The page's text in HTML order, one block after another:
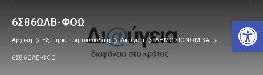
6Σ86ΩΛΒ-ΦΟΩ
Αρχική Εξυπηρέτηση του πολίτη Διαύγεια ΔΗΜΟΣΙΟΝΟΜΙΚΑ
6Σ86ΩΛΒ-ΦΟΩ